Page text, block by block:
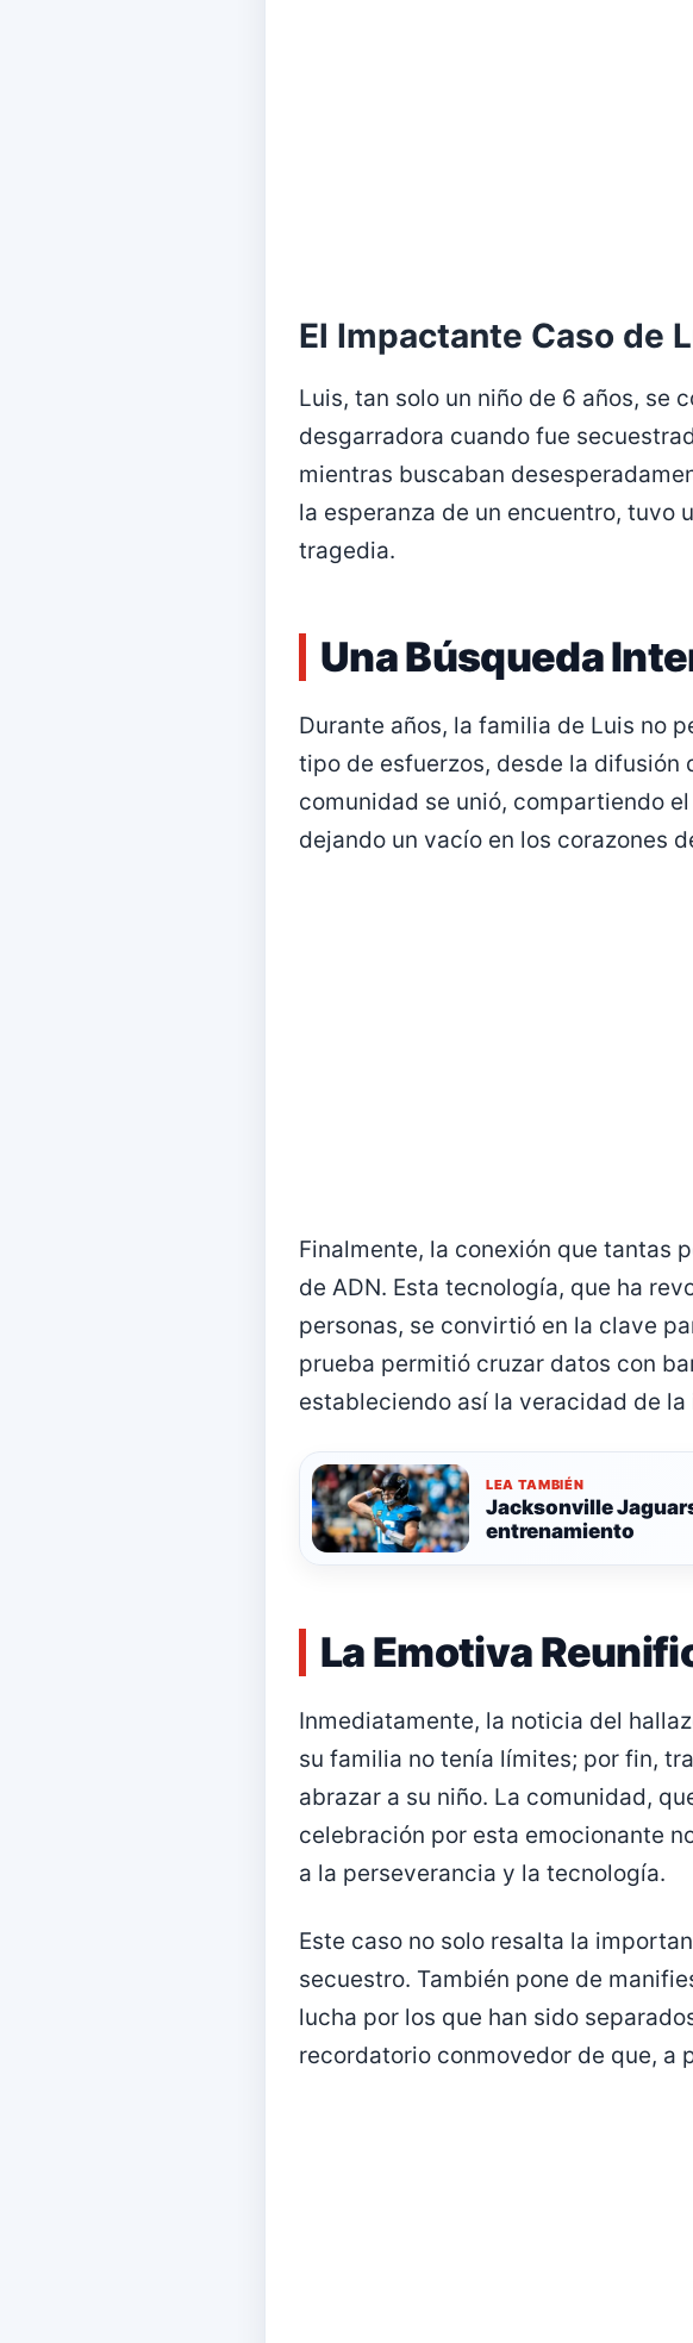
El Impactante Caso de
Luis, tan solo un niño de 6 años, se
desgarradora cuando fue
mientras buscaban
la esperanza de un encuentro, tuvo
tragedia.
Una Búsqueda
Durante años, la familia de Luis no
tipo de esfuerzos, desde la difusión
comunidad se unió, compartiendo
dejando un vacío en los corazones
Finalmente, la conexión que tantas
de ADN. Esta tecnología, que ha
personas, se convirtió en la clave
prueba permitió cruzar datos con
estableciendo así la veracidad de
LEA TAMBIÉN
Jacksonville
entrenamiento
La Emotiva
Inmediatamente, la noticia del
su familia no tenía límites; por fin,
abrazar a su niño. La comunidad,
celebración por esta emocionante
a la perseverancia y la tecnología.
Este caso no solo resalta la
secuestro. También pone de
lucha por los que han sido
recordatorio conmovedor de que, a